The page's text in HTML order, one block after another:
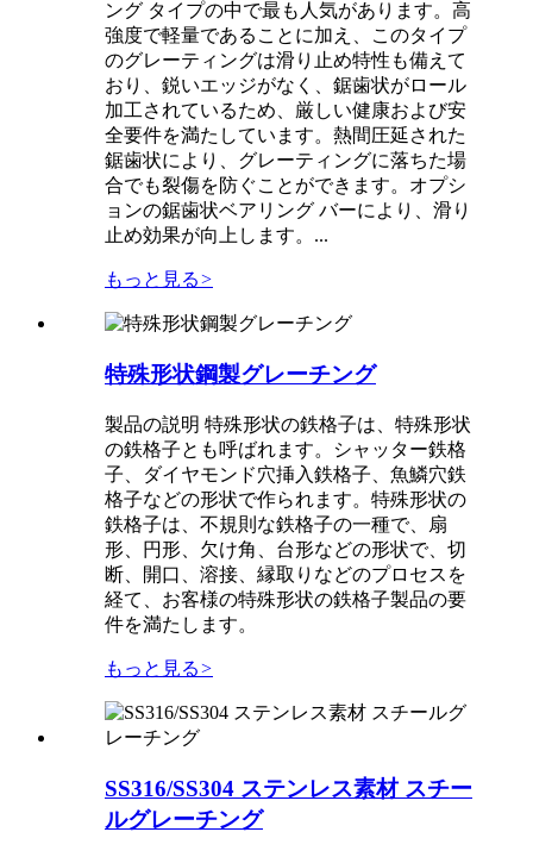
ング タイプの中で最も人気があります。高
強度で軽量であることに加え、このタイプ
のグレーティングは滑り止め特性も備えて
おり、鋭いエッジがなく、鋸歯状がロール
加工されているため、厳しい健康および安
全要件を満たしています。熱間圧延された
鋸歯状により、グレーティングに落ちた場
合でも裂傷を防ぐことができます。オプシ
ョンの鋸歯状ベアリング バーにより、滑り
止め効果が向上します。...
もっと見る>
特殊形状鋼製グレーチング
製品の説明 特殊形状の鉄格子は、特殊形状
の鉄格子とも呼ばれます。シャッター鉄格
子、ダイヤモンド穴挿入鉄格子、魚鱗穴鉄
格子などの形状で作られます。特殊形状の
鉄格子は、不規則な鉄格子の一種で、扇
形、円形、欠け角、台形などの形状で、切
断、開口、溶接、縁取りなどのプロセスを
経て、お客様の特殊形状の鉄格子製品の要
件を満たします。
もっと見る>
SS316/SS304 ステンレス素材 スチー
ルグレーチング